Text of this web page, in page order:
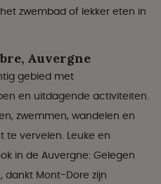
zwembad of lekker eten in
Auvergne
gebied met
en uitdagende activiteiten.
zwemmen, wandelen en
te vervelen. Leuke en
in de Auvergne: Gelegen
dankt Mont-Dore zijn